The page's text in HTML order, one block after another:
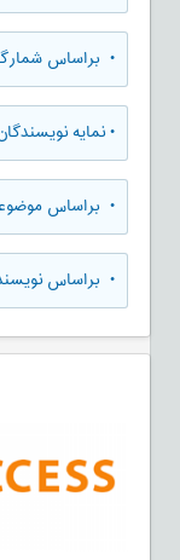
• براساس
•نمایه نویسندگان
• براساس
• براساس